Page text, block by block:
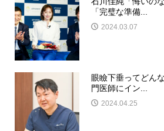
「完璧な準備...
2024.03.07
眼瞼下垂ってどん
門医師にイン...
2024.04.25